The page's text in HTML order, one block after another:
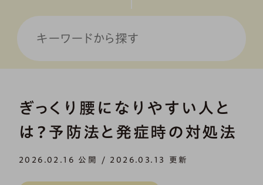
ぎっくり腰になりやすい人と
は？予防法と発症時の対処法
2026.02.16 公開 / 2026.03.13 更新